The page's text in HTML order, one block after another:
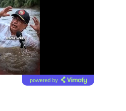
powered by